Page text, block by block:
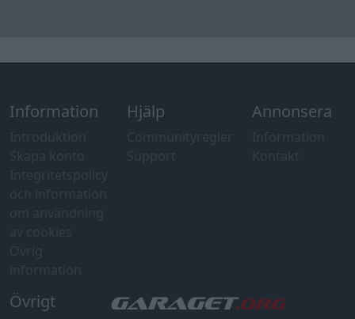
Information Hjälp Annonsera
Övrigt